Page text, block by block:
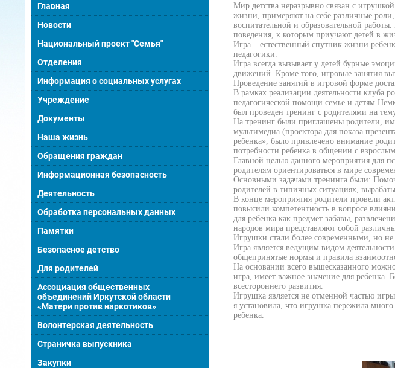
Главная
Новости
Национальный проект "Семья"
Отделения
Информация о социальных услугах
Учреждение
Документы
Наша жизнь
Обращения граждан
Информационная безопасность
Деятельность
Обработка персональных данных
Памятки
Безопасное детство
Для родителей
Ассоциация общественных
объединений Иркутской области
«Матери против наркотиков»
Волонтерская деятельность
Страничка выпускника
Закупки
Мир детства неразрывно связан с
жизни, примеряют на себе различные
воспитательной и образовательной
поведения, к которым приучают детей в
Игра – естественный спутник жизни
педагогики.
Игра всегда вызывает у детей бурные
движений. Кроме того, игровые занятия
Проведение занятий в игровой форме
В рамках реализации деятельности клуба
педагогической помощи семье и детям
был проведен тренинг с родителями на
На тренинг были приглашены родители,
мультимедиа (проектора для показа
ребенка», было привлечено внимание
потребности ребенка в общении с взрослым.
Главной целью данного мероприятия для
родителям ориентироваться в мире
Основными задачами тренинга были:
родителей в типичных ситуациях,
В конце мероприятия родители провели
повысили компетентность в вопросе
для ребенка как предмет забавы,
народов мира представляют собой
Игрушки стали более современными, но не
Игра является ведущим видом
общепринятые нормы и правила
На основании всего вышесказанного
игра, имеет важное значение для ребенка.
всестороннего развития.
Игрушка является не отменной частью
я установила, что игрушка пережила
ребенка.